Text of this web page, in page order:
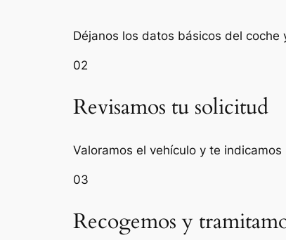
Déjanos los datos básicos del coche
02
Revisamos tu solicitud
Valoramos el vehículo y te
03
Recogemos y